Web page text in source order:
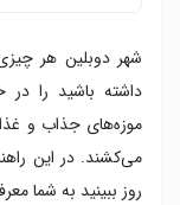
۱۰ شب
۹ صبح روز بعد
۱۰ صبح
۱۱ صبح
شهر دوبلین هر
داشته باشید را در
موزه‌های جذاب و
می‌کشند. در این
روز ببینید به شما